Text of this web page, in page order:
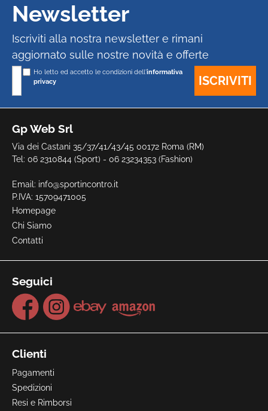
Gp Web Srl
Via dei Castani 35/37/41/43/45 00172 Roma (RM)
Tel: 06 2310844 (Sport) - 06 23234353 (Fashion)
Email: info@sportincontro.it
P.IVA: 15709471005
Homepage
Chi Siamo
Contatti
Seguici
Clienti
Pagamenti
Spedizioni
Resi e Rimborsi
Newsletter
Iscriviti alla nostra newsletter e rimani
aggiornato sulle nostre novità e offerte
Ho letto ed accetto le condizioni dell'informativa
privacy